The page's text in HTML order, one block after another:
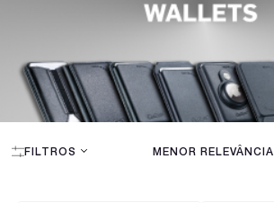
FILTROS MENOR RELEVÂNCIA